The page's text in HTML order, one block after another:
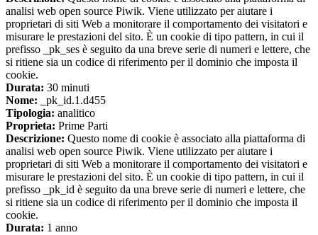
analisi web open source Piwik. Viene utilizzato per aiutare i
proprietari di siti Web a monitorare il comportamento dei visitatori e
misurare le prestazioni del sito. È un cookie di tipo pattern, in cui il
prefisso _pk_ses è seguito da una breve serie di numeri e lettere, che
si ritiene sia un codice di riferimento per il dominio che imposta il
cookie.
Durata: 30 minuti
Nome: _pk_id.1.d455
Tipologia: analitico
Proprieta: Prime Parti
Descrizione: Questo nome di cookie è associato alla piattaforma di
analisi web open source Piwik. Viene utilizzato per aiutare i
proprietari di siti Web a monitorare il comportamento dei visitatori e
misurare le prestazioni del sito. È un cookie di tipo pattern, in cui il
prefisso _pk_id è seguito da una breve serie di numeri e lettere, che
si ritiene sia un codice di riferimento per il dominio che imposta il
cookie.
Durata: 1 anno